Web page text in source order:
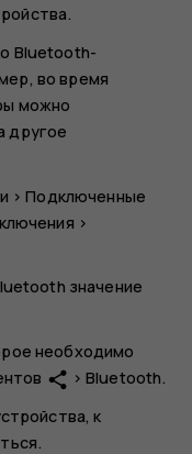
Bluetooth-
во время
можно
другое
>Подключенные
>
значение
необходимо
share > Bluetooth.
к